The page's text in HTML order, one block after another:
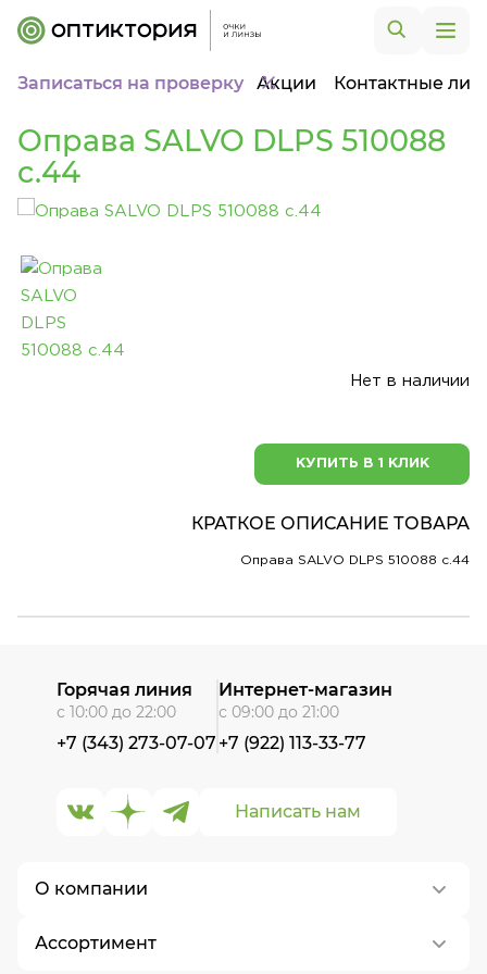
Записаться на проверку Акции Контактные
Оправа SALVO DLPS 510088
c.44
Нет в наличии
КУПИТЬ В 1 КЛИК
КРАТКОЕ ОПИСАНИЕ ТОВАРА
Оправа SALVO DLPS 510088 c.44
О компании
О нас
Ассортимент
Написать нам
Горячая линия
с 10:00 до 22:00
+7 (343) 273-07-07
Интернет-магазин
с 09:00 до 21:00
+7 (922) 113-33-77